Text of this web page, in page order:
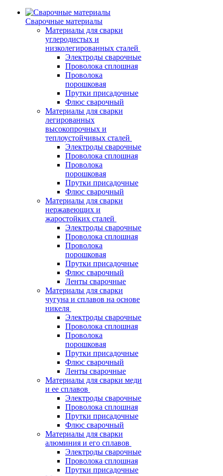
Сварочные материалы
Материалы для сварки
углеродистых и
низколегированных сталей
Электроды сварочные
Проволока сплошная
Проволока
порошковая
Прутки присадочные
Флюс сварочный
Материалы для сварки
легированных
высокопрочных и
теплоустойчивых сталей
Электроды сварочные
Проволока сплошная
Проволока
порошковая
Прутки присадочные
Флюс сварочный
Материалы для сварки
нержавеющих и
жаростойких сталей
Электроды сварочные
Проволока сплошная
Проволока
порошковая
Прутки присадочные
Флюс сварочный
Ленты сварочные
Материалы для сварки
чугуна и сплавов на основе
никеля
Электроды сварочные
Проволока сплошная
Проволока
порошковая
Прутки присадочные
Флюс сварочный
Ленты сварочные
Материалы для сварки меди
и ее сплавов
Электроды сварочные
Проволока сплошная
Прутки присадочные
Флюс сварочный
Материалы для сварки
алюминия и его сплавов
Электроды сварочные
Проволока сплошная
Прутки присадочные